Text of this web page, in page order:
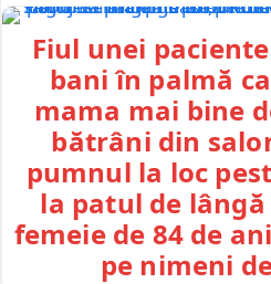
Fiul unei
bani în palmă
mama mai bine
bătrâni din
pumnul la loc
la patul de
femeie de 84 de
pe nimeni